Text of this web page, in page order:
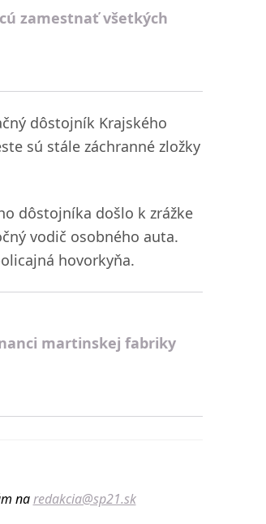
zamestnať všetkých
dôstojník Krajského
sú stále záchranné zložky
dôstojníka došlo k zrážke
vodič osobného auta.
hovorkyňa.
martinskej fabriky
na redakcia@sp21.sk